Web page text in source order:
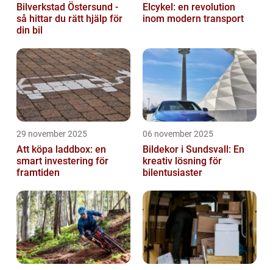
Bilverkstad Östersund -
så hittar du rätt hjälp för
din bil
Elcykel: en revolution
inom modern transport
29 november 2025
Att köpa laddbox: en
smart investering för
framtiden
06 november 2025
Bildekor i Sundsvall: En
kreativ lösning för
bilentusiaster